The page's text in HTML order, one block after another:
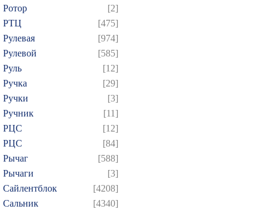
Ротор
[2]
РТЦ
[475]
Рулевая
[974]
Рулевой
[585]
Руль
[12]
Ручка
[29]
Ручки
[3]
Ручник
[11]
РЦC
[12]
РЦС
[84]
Рычаг
[588]
Рычаги
[3]
Сайлентблок
[4208]
Сальник
[4340]